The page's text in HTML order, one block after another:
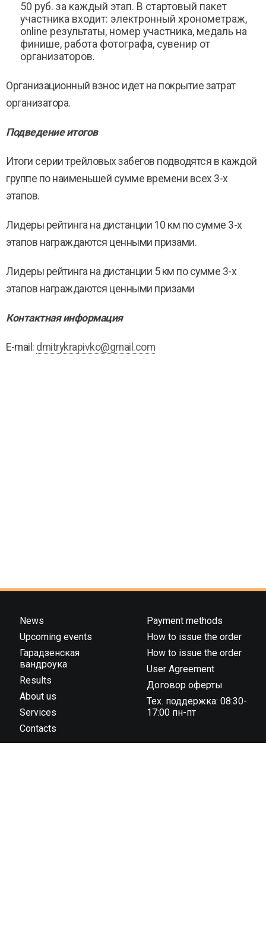
50 руб. за каждый этап. В стартовый пакет
участника входит: электронный хронометраж,
online результаты, номер участника, медаль на
финише, работа фотографа, сувенир от
организаторов.
Организационный взнос идет на покрытие затрат
организатора.
Подведение итогов
Итоги серии трейловых забегов подводятся в каждой
группе по наименьшей сумме времени всех 3-х
этапов.
Лидеры рейтинга на дистанции 10 км по сумме 3-х
этапов награждаются ценными призами.
Лидеры рейтинга на дистанции 5 км по сумме 3-х
этапов награждаются ценными призами
Контактная информация
E-mail: dmitrykrapivko@gmail.com
News
Upcoming events
Гарадзенская
вандроука
Results
About us
Services
Contacts
Payment methods
How to issue the order
How to issue the order
User Agreement
Договор оферты
Тех. поддержка: 08:30-
17:00 пн-пт